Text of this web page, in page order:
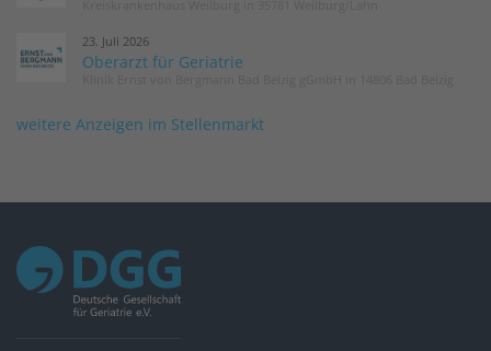
23. Juli 2026
Oberarzt für Geriatrie
weitere Anzeigen im Stellenmarkt